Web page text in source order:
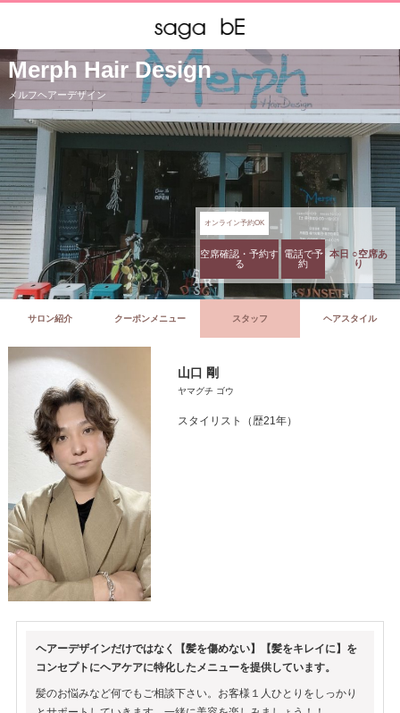
Merph Hair Design
メルフヘアーデザイン
オンライン予約OK
空席確認・予約す
る
電話で予
約
本日 ○空席あ
り
サロン紹介 クーポンメニュー スタッフ ヘアスタイル
山口 剛
ヤマグチ ゴウ
スタイリスト（歴21年）
ヘアーデザインだけではなく【髪を傷めない】【髪をキレイに】を
コンセプトにヘアケアに特化したメニューを提供しています。
髪のお悩みなど何でもご相談下さい。お客様１人ひとりをしっかり